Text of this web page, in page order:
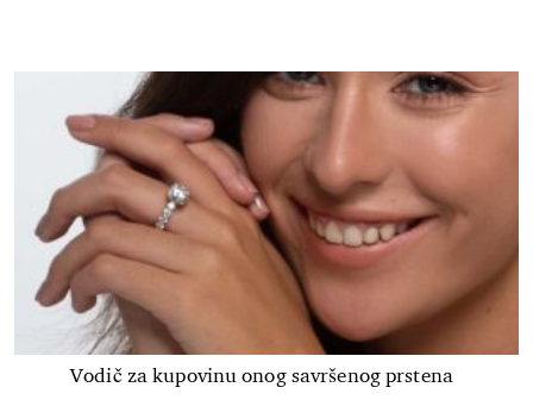
Vodič za kupovinu onog savršenog prstena